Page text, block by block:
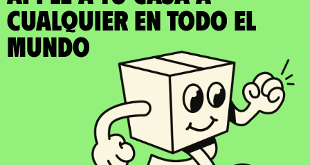
cualquier en todo el
Mundo